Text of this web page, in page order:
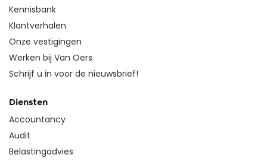
Kennisbank
Klantverhalen
Onze vestigingen
Werken bij Van Oers
Schrijf u in voor de nieuwsbrief!
Diensten
Accountancy
Audit
Belastingadvies